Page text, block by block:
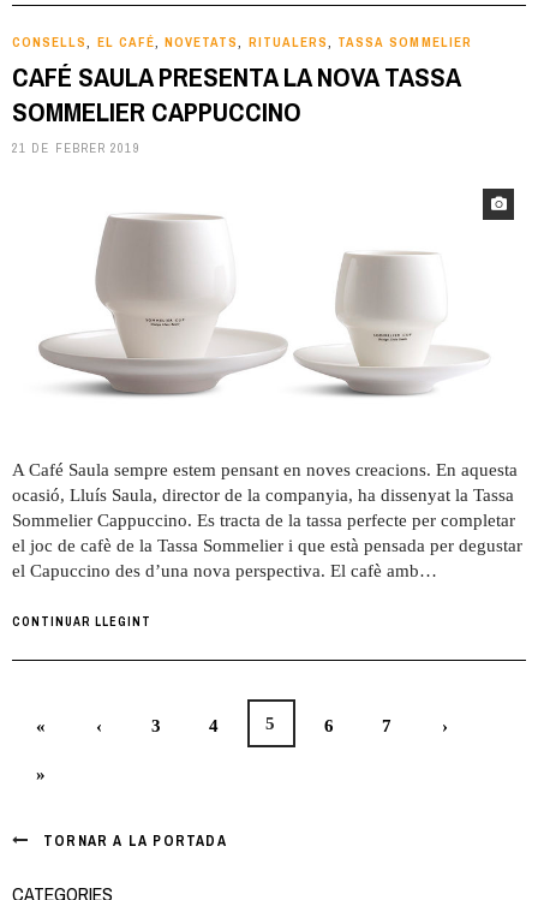
CONSELLS EL CAFÉ NOVETATS RITUALERS TASSA SOMMELIER
CAFÉ SAULA PRESENTA LA NOVA TASSA
SOMMELIER CAPPUCCINO
21 DE FEBRER 2019
A Café Saula sempre estem pensant en noves creacions. En aquesta
ocasió, Lluís Saula, director de la companyia, ha dissenyat la Tassa
Sommelier Cappuccino. Es tracta de la tassa perfecte per completar
el joc de cafè de la Tassa Sommelier i que està pensada per degustar
el Capuccino des d’una nova perspectiva. El cafè amb…
CONTINUAR LLEGINT
Posts
navigation
« ‹ 3 4 5 6 7 ›
»
TORNAR A LA PORTADA
CATEGORIES